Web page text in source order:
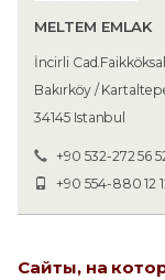
MELTEM EMLAK
İncirli
Bakırköy /
34145 Istanbul
+90 532-272 56
+90 554-880 12
Сайты, на